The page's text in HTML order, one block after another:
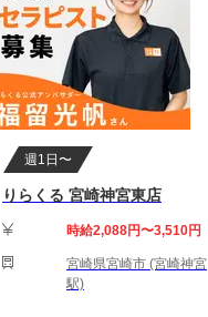
週1日〜
りらくる 宮崎神宮東店
時給2,088円〜3,510円
宮崎県宮崎市 (宮崎神宮
駅)